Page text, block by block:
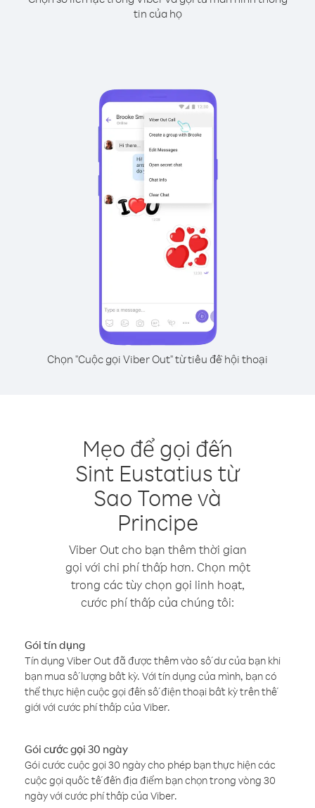
tin của họ
Chọn "Cuộc gọi Viber Out" từ tiêu đề hội thoại
Mẹo để gọi đến
Sint Eustatius từ
Sao Tome và
Principe
Viber Out cho bạn thêm thời gian
gọi với chi phí thấp hơn. Chọn một
trong các tùy chọn gọi linh hoạt,
cước phí thấp của chúng tôi:
Gói tín dụng
Tín dụng Viber Out đã được thêm vào số dư của bạn khi
bạn mua số lượng bất kỳ. Với tín dụng của mình, bạn có
thể thực hiện cuộc gọi đến số điện thoại bất kỳ trên thế
giới với cước phí thấp của Viber.
Gói cước gọi 30 ngày
Gói cước cuộc gọi 30 ngày cho phép bạn thực hiện các
cuộc gọi quốc tế đến địa điểm bạn chọn trong vòng 30
ngày với cước phí thấp của Viber.